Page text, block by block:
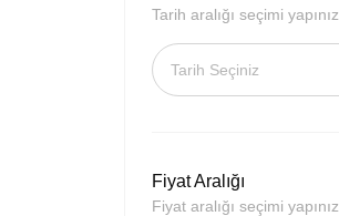
Tarih aralığı seçimi yapınız.
Fiyat Aralığı
Fiyat aralığı seçimi yapınız.